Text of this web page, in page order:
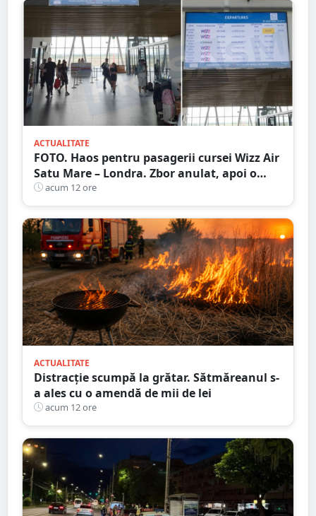
ACTUALITATE
FOTO. Haos pentru pasagerii cursei Wizz Air
Satu Mare – Londra. Zbor anulat, apoi o
nouă întârziere. Fără explicații clare
acum 12 ore
ACTUALITATE
Distracție scumpă la grătar. Sătmăreanul s-
a ales cu o amendă de mii de lei
acum 12 ore